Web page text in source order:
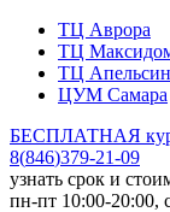
ТЦ Аврора
ТЦ
ТЦ Апельсин
ЦУМ Самара
БЕСПЛАТНАЯ
8(846)379-21-09
узнать срок и
пн-пт 10:00-20:00,